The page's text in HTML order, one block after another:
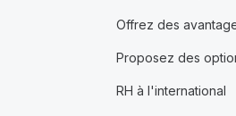
Offrez des
Proposez des
RH à l'international